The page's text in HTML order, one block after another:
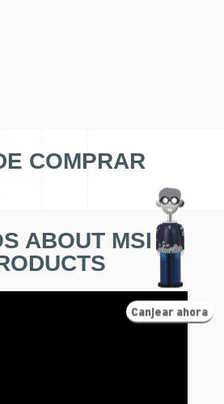
Canjear ahora
COMPRAR
ABOUT MSI